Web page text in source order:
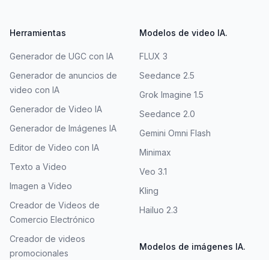
Herramientas
Generador de UGC con IA
Generador de anuncios de
video con IA
Generador de Video IA
Generador de Imágenes IA
Editor de Video con IA
Texto a Video
Imagen a Video
Creador de Videos de
Comercio Electrónico
Creador de videos
promocionales
Modelos de video IA.
FLUX 3
Seedance 2.5
Grok Imagine 1.5
Seedance 2.0
Gemini Omni Flash
Minimax
Veo 3.1
Kling
Hailuo 2.3
Modelos de imágenes IA.